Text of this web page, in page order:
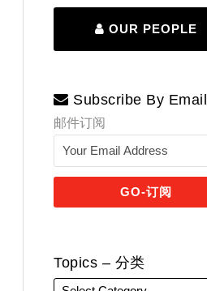
OUR PEOPLE
Subscribe By Email
邮件订阅
Topics – 分类